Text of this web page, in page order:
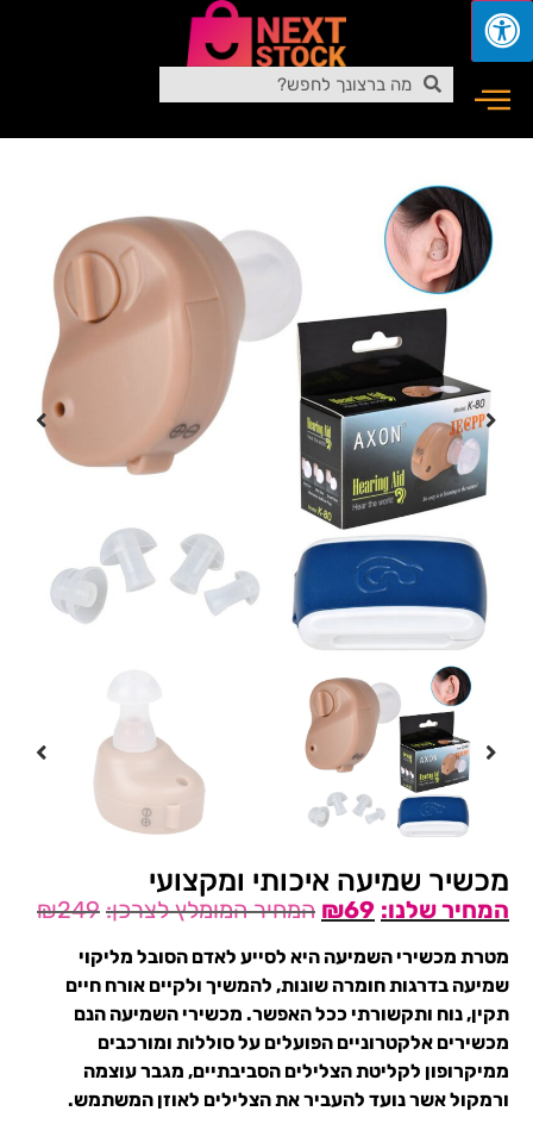
מכשיר שמיעה איכותי ומקצועי
₪249 ₪69
מטרת מכשירי השמיעה היא לסייע לאדם הסובל מליקוי
שמיעה בדרגות חומרה שונות, להמשיך ולקיים אורח חיים
תקין, נוח ותקשורתי ככל האפשר. מכשירי השמיעה הנם
מכשירים אלקטרוניים הפועלים על סוללות ומורכבים
ממיקרופון לקליטת הצלילים הסביבתיים, מגבר עוצמה
ורמקול אשר נועד להעביר את הצלילים לאוזן המשתמש.